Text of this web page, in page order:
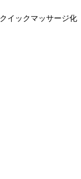
クイックマッサージ化